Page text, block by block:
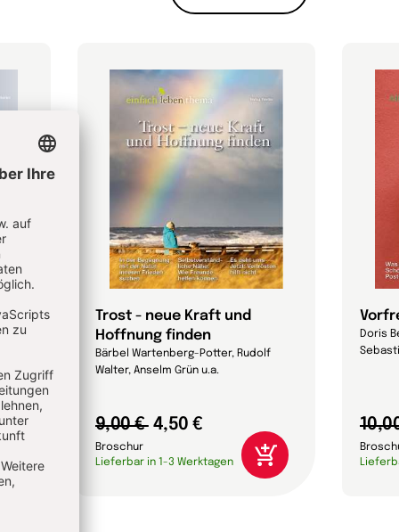
Trost - neue Kraft und
Hoffnung finden
Bärbel Wartenberg-Potter, Rudolf
Walter, Anselm Grün u.a.
9,00 € 4,50 €
Broschur
Lieferbar in 1-3 Werktagen
Doris